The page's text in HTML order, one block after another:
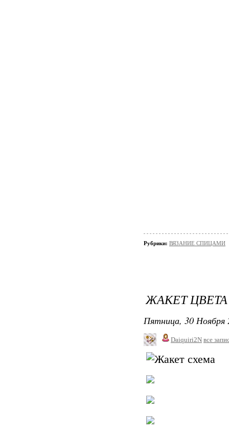
Рубрики: ВЯЗАНИЕ СПИЦАМИ
ЖАКЕТ
Пятница, 30 Ноября
Daiquiri2N все